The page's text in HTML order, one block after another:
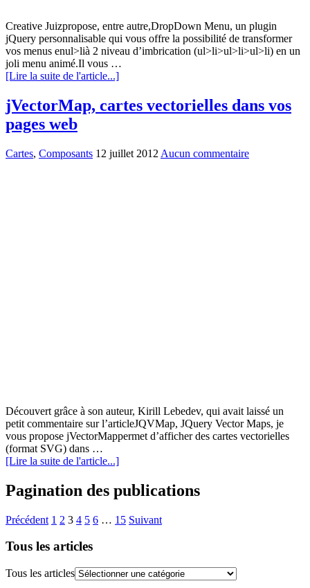
Creative Juizpropose, entre autre,DropDown Menu, un plugin
jQuery personnalisable qui vous offre la possibilité de transformer
vos menus enul>lià 2 niveau d’imbrication (ul>li>ul>li>ul>li) en un
joli menu animé.Il vous …
[Lire la suite de l'article...]
jVectorMap, cartes vectorielles dans vos
pages web
Cartes, Composants 12 juillet 2012 Aucun commentaire
Découvert grâce à son auteur, Kirill Lebedev, qui avait laissé un
petit commentaire sur l’articleJQVMap, JQuery Vector Maps, je
vous propose jVectorMappermet d’afficher des cartes vectorielles
(format SVG) dans …
[Lire la suite de l'article...]
Pagination des publications
Précédent 1 2 3 4 5 6 … 15 Suivant
Tous les articles
Tous les articles